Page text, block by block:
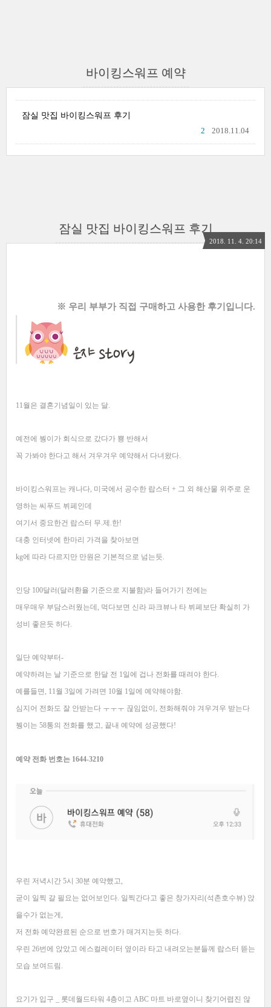
바이킹스워프 예약
잠실 맛집 바이킹스워프 후기
2018.11.04
2
잠실 맛집 바이킹스워프 후기
2018. 11. 4. 20:14
※ 우리 부부가 직접 구매하고 사용한 후기입니다.
11월은 결혼기념일이 있는 달.
예전에 붱이가 회식으로 갔다가 뿅 반해서
꼭 가봐야 한다고 해서 겨우겨우 예약해서 다녀왔다.
바이킹스워프는 캐나다, 미국에서 공수한 랍스터 + 그 외 해산물 위주로 운
영하는 씨푸드 뷔페인데
여기서 중요한건 랍스터 무.제.한!
대충 인터넷에 한마리 가격을 찾아보면
kg에 따라 다르지만 만원은 기본적으로 넘는듯.
인당 100달러(달러환율 기준으로 지불함)라 들어가기 전에는
매우매우 부담스러웠는데, 먹다보면 신라 파크뷰나 타 뷔페보단 확실히 가
성비 좋은듯 하다.
일단 예약부터-
예약하려는 날 기준으로 한달 전 1일에 겁나 전화를 때려야 한다.
예를들면, 11월 3일에 가려면 10월 1일에 예약해야함.
심지어 전화도 잘 안받는다 ㅜㅜㅜ 끊임없이, 전화해줘야 겨우겨우 받는다
붱이는 58통의 전화를 했고, 끝내 예약에 성공했다!
예약 전화 번호는 1644-3210
우린 저녁시간 5시 30분 예약했고,
굳이 일찍 갈 필요는 없어보인다. 일찍간다고 좋은 창가자리(석촌호수뷰) 앉
을수가 없는게,
저 전화 예약완료된 순으로 번호가 매겨지는듯 하다.
우린 26번에 앉았고 에스컬레이터 옆이라 타고 내려오는분들께 랍스터 뜯는
모습 보여드림.
요기가 입구 _ 롯데월드타워 4층이고 ABC 마트 바로옆이니 찾기어렵진 않